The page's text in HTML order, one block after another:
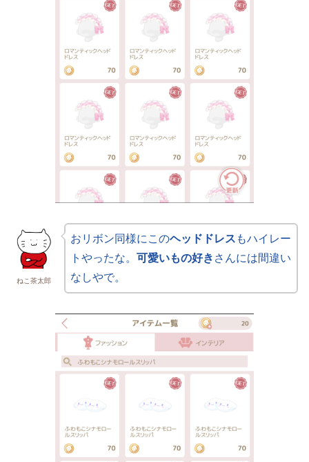
ねこ茶太郎
おリボン同様にこのヘッドドレス もハイレー
トやったな。 可愛いもの好き さんには間違い
なしやで。